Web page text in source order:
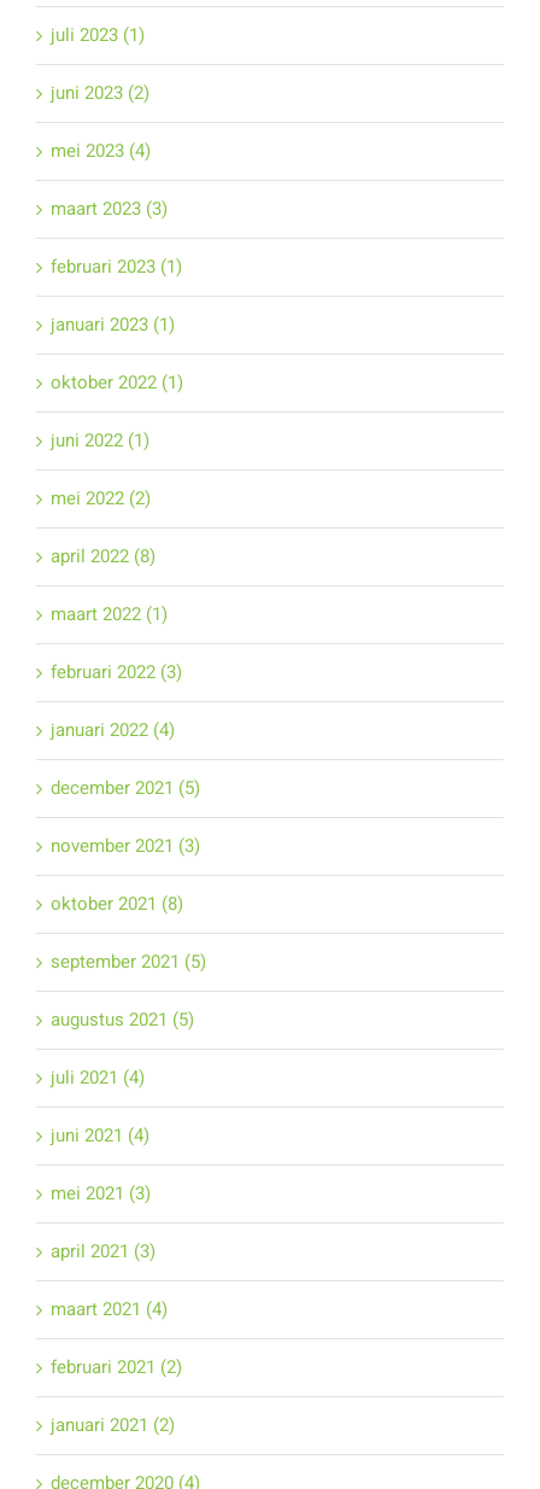
juli 2023 (1)
juni 2023 (2)
mei 2023 (4)
maart 2023 (3)
februari 2023 (1)
januari 2023 (1)
oktober 2022 (1)
juni 2022 (1)
mei 2022 (2)
april 2022 (8)
maart 2022 (1)
februari 2022 (3)
januari 2022 (4)
december 2021 (5)
november 2021 (3)
oktober 2021 (8)
september 2021 (5)
augustus 2021 (5)
juli 2021 (4)
juni 2021 (4)
mei 2021 (3)
april 2021 (3)
maart 2021 (4)
februari 2021 (2)
januari 2021 (2)
december 2020 (4)